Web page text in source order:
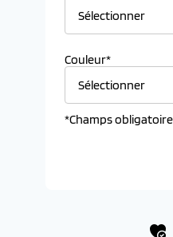
Couleur*
*Champs